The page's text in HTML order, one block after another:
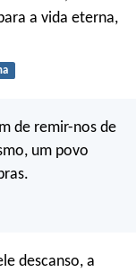
a vida eterna,
de remir-nos de
um povo
descanso, a